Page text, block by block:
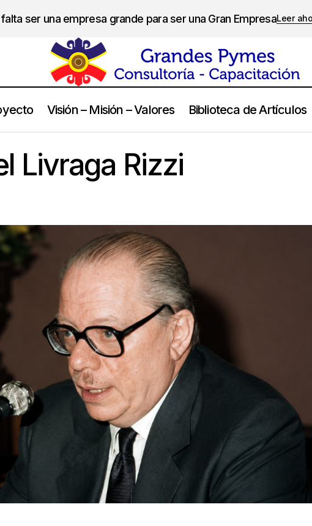
ser una empresa grande para ser una Gran EmpresaLeer
Visión – Misión – Valores Biblioteca de Artículos
Jorge Angel Livraga Rizzi
Livraga Rizzi